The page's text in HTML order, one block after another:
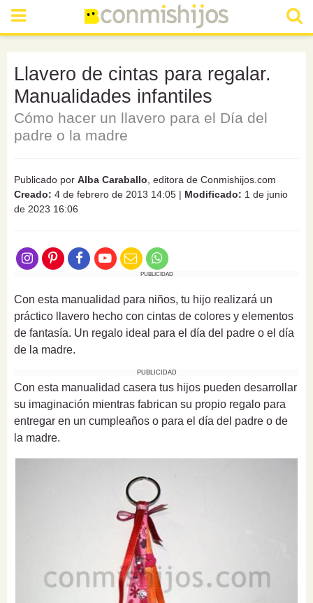
Llavero de cintas para regalar.
Manualidades infantiles
Cómo hacer un llavero para el Día del
padre o la madre
Publicado por Alba Caraballo , editora de Conmishijos.com
Creado: 4 de febrero de 2013 14:05 | Modificado: 1 de junio
de 2023 16:06
PUBLICIDAD
Con esta manualidad para niños, tu hijo realizará un
práctico llavero hecho con cintas de colores y elementos
de fantasía. Un regalo ideal para el día del padre o el día
de la madre.
PUBLICIDAD
Con esta manualidad casera tus hijos pueden desarrollar
su imaginación mientras fabrican su propio regalo para
entregar en un cumpleaños o para el día del padre o de
la madre.